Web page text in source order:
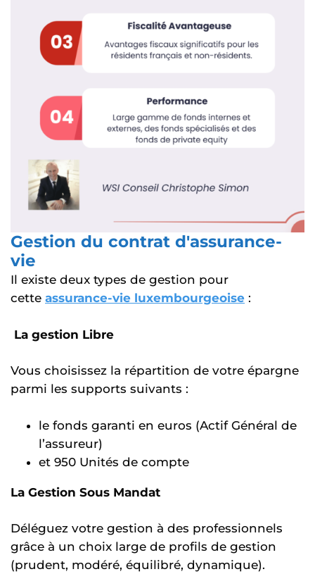
Gestion du contrat d'assurance-
vie
Il existe deux types de gestion pour
cette assurance-vie luxembourgeoise :
La gestion Libre
Vous choisissez la répartition de votre épargne
parmi les supports suivants :
le fonds garanti en euros (Actif Général de
l’assureur)
et 950 Unités de compte
La Gestion Sous Mandat
Déléguez votre gestion à des professionnels
grâce à un choix large de profils de gestion
(prudent, modéré, équilibré, dynamique).